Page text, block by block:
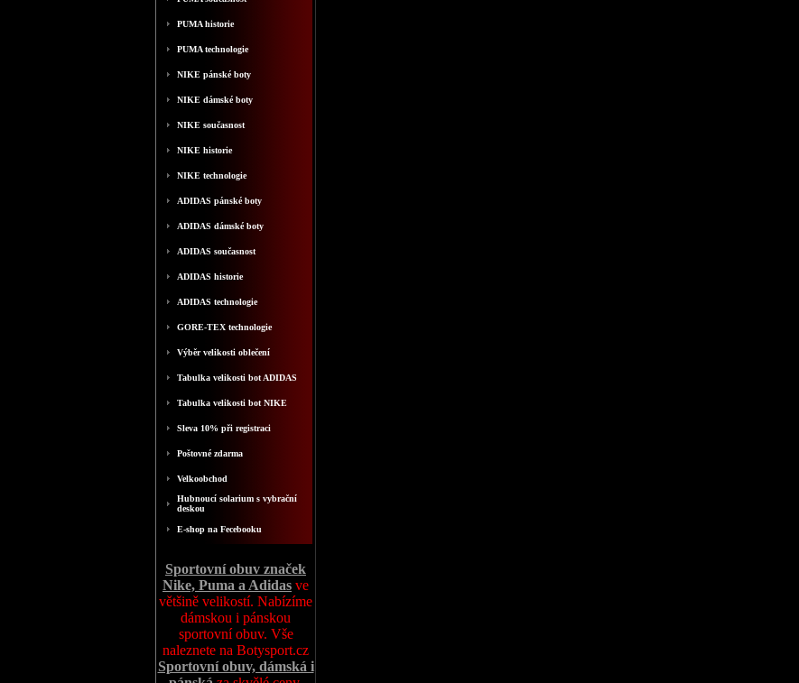
PUMA historie
PUMA technologie
NIKE pánské boty
NIKE dámské boty
NIKE současnost
NIKE historie
NIKE technologie
ADIDAS pánské boty
ADIDAS dámské boty
ADIDAS současnost
ADIDAS historie
ADIDAS technologie
GORE-TEX technologie
Výběr velikosti oblečení
Tabulka velikosti bot ADIDAS
Tabulka velikosti bot NIKE
Sleva 10% při registraci
Poštovné zdarma
Velkoobchod
Hubnoucí solarium s vybrační
deskou
E-shop na Fecebooku
Sportovní obuv značek
Nike, Puma a Adidas ve
většině velikostí. Nabízíme
dámskou i pánskou
sportovní obuv. Vše
naleznete na Botysport.cz
Sportovní obuv, dámská i